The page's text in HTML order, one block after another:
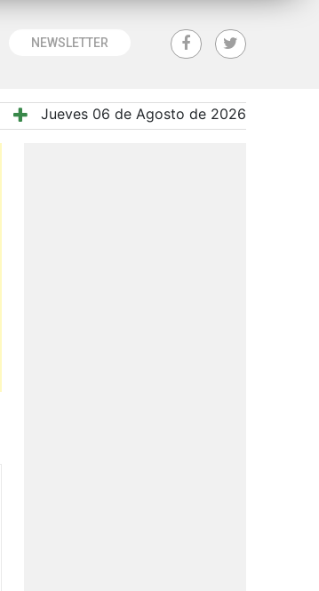
NEWSLETTER
Jueves 06 de Agosto de 2026